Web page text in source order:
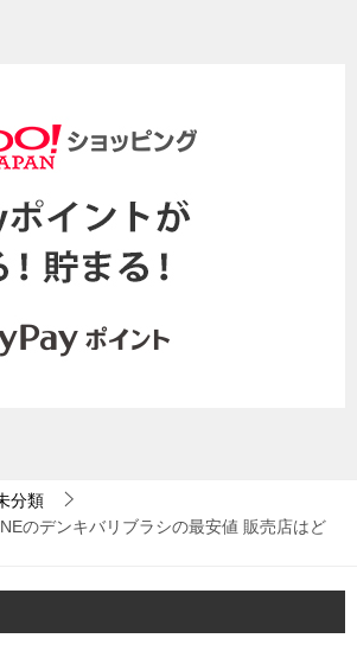
分類
のデンキバリブラシの最安値 販売店はど